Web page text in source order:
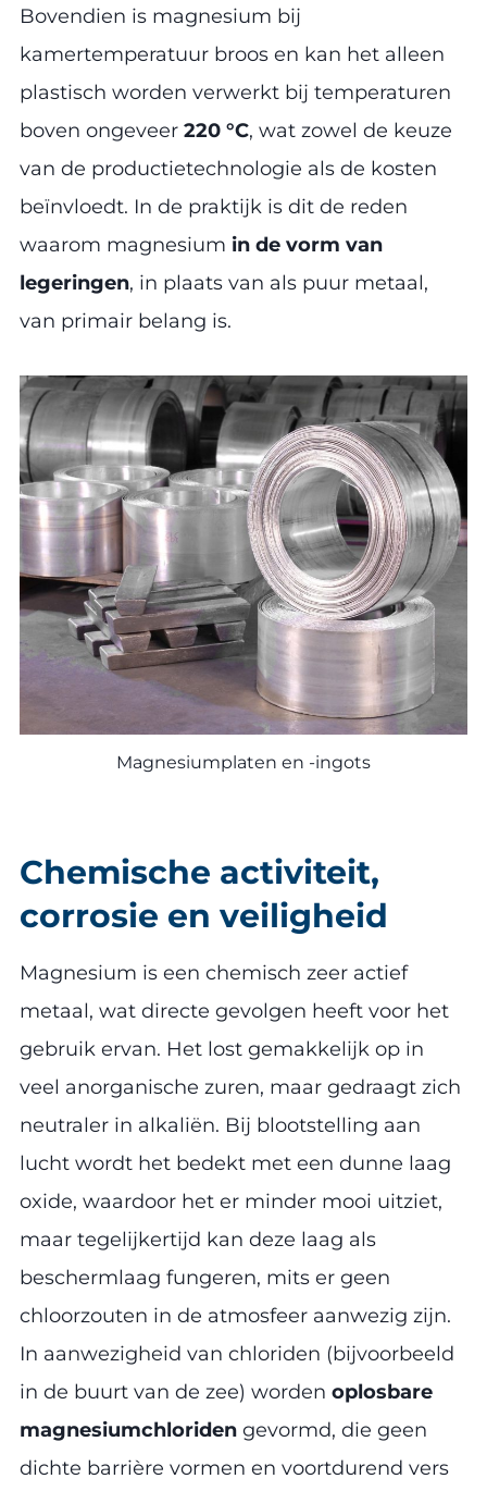
Bovendien is magnesium bij
kamertemperatuur broos en kan het alleen
plastisch worden verwerkt bij temperaturen
boven ongeveer 220 °C, wat zowel de keuze
van de productietechnologie als de kosten
beïnvloedt. In de praktijk is dit de reden
waarom magnesium in de vorm van
legeringen, in plaats van als puur metaal,
van primair belang is.
Magnesiumplaten en -ingots
Chemische activiteit,
corrosie en veiligheid
Magnesium is een chemisch zeer actief
metaal, wat directe gevolgen heeft voor het
gebruik ervan. Het lost gemakkelijk op in
veel anorganische zuren, maar gedraagt zich
neutraler in alkaliën. Bij blootstelling aan
lucht wordt het bedekt met een dunne laag
oxide, waardoor het er minder mooi uitziet,
maar tegelijkertijd kan deze laag als
beschermlaag fungeren, mits er geen
chloorzouten in de atmosfeer aanwezig zijn.
In aanwezigheid van chloriden (bijvoorbeeld
in de buurt van de zee) worden oplosbare
magnesiumchloriden gevormd, die geen
dichte barrière vormen en voortdurend vers